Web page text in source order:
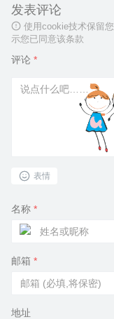
发表评论
使用cookie技术保留
示您已同意该条款
评论 *
表情
名称 *
邮箱 *
地址